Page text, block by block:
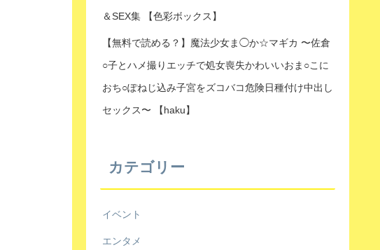
＆SEX集 【色彩ボックス】
【無料で読める？】魔法少女ま◯か☆マギカ 〜佐倉
○子とハメ撮りエッチで処女喪失かわいいおま○こに
おち○ぽねじ込み子宮をズコバコ危険日種付け中出し
セックス〜 【haku】
カテゴリー
イベント
エンタメ